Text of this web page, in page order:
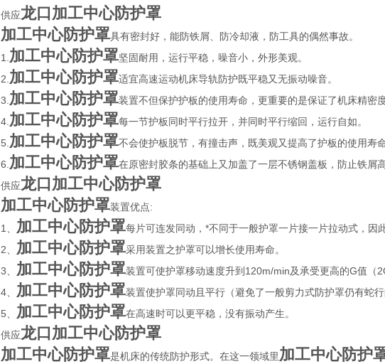
供应龙口加工中心防护罩
加工中心防护罩具有密封好，能防铁屑、防冷却液，防工具的偶然事故。
1. 加工中心防护罩坚固耐用，运行平稳，噪音小，外形美观。
2. 加工中心防护罩适宜高速运动机床导轨防护既平稳又无振动噪音。
3. 加工中心防护罩装置不但保护护板的使用寿命，更重要的是保证了机床精密度
4. 加工中心防护罩每一节护板同时平行拉开，并同时平行缩回，运行自如。
5. 加工中心防护罩不会使护板脱节，有撞击声，既美观又提高了护板的使用寿命
6. 加工中心防护罩在原密封胶条的基础上又加盖了一层不锈钢盖板，防止铁
供应龙口加工中心防护罩
加工中心防护罩装置优点:
1、 加工中心防护罩每片可连发同动，*不同于一般护罩一片接一片拉动式，因
2、 加工中心防护罩采用装置之护罩可以增长使用寿命。
3、 加工中心防护罩装置可使护罩移动速度升到120m/min及承受更高的G值（
4、 加工中心防护罩装置使护罩同动且平行（避免了一般剪力式防护罩仍有蛇行
5、 加工中心防护罩在高速时可以更平稳，没有振动产生。
供应龙口加工中心防护罩
加工中心防护罩是机床的传统防护形式。在这一领域里加工中心防护